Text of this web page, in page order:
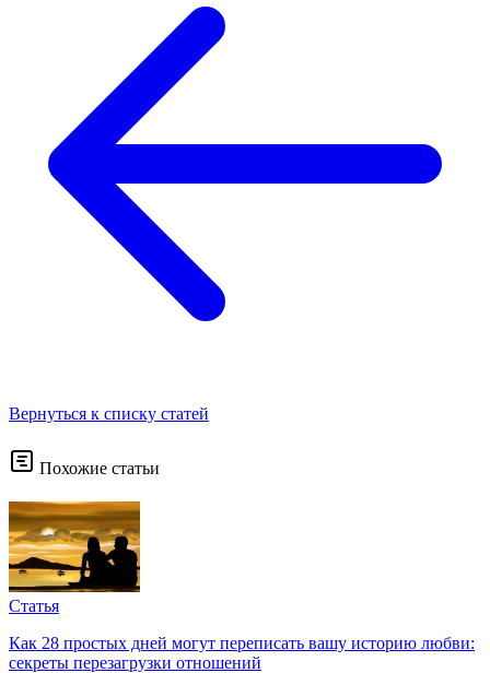
Вернуться к списку статей
Похожие статьи
Статья
Как 28 простых дней могут переписать вашу историю любви:
секреты перезагрузки отношений